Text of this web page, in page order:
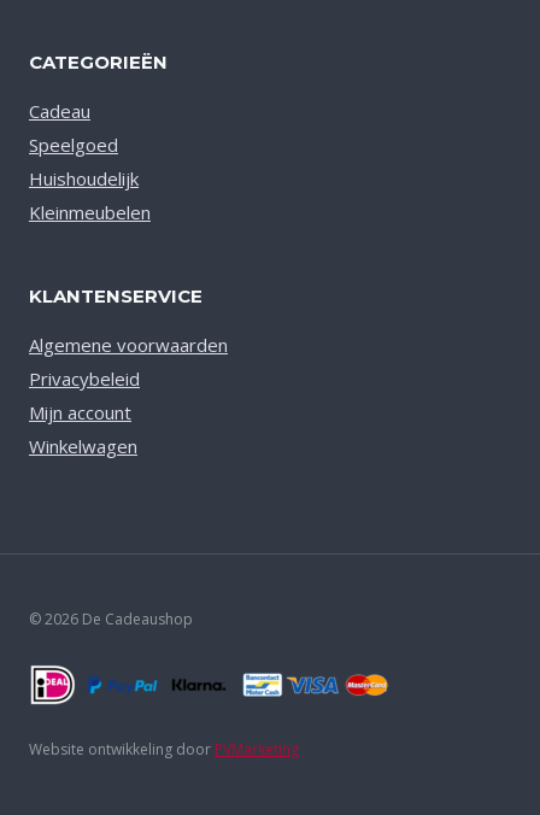
CATEGORIEËN
Cadeau
Speelgoed
Huishoudelijk
Kleinmeubelen
KLANTENSERVICE
Algemene voorwaarden
Privacybeleid
Mijn account
Winkelwagen
© 2026 De Cadeaushop
Website ontwikkeling door PVMarketing